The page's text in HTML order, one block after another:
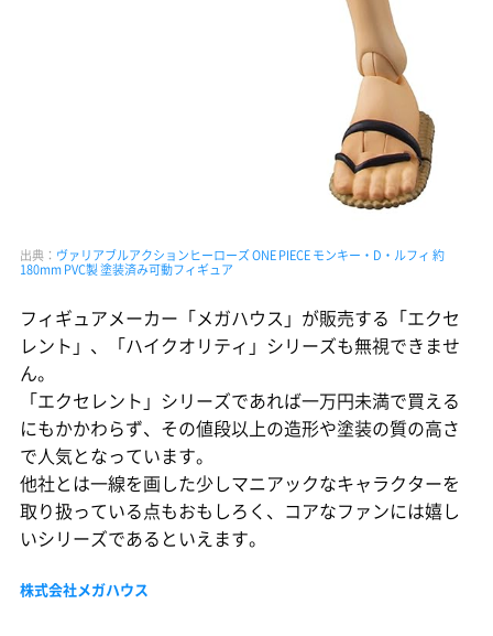
出典： ヴァリアブルアクションヒーローズ ONE PIECE モンキー・D・ルフィ 約
180mm PVC製 塗装済み可動フィギュア
フィギュアメーカー「メガハウス」が販売する「エクセ
レント」、「ハイクオリティ」シリーズも無視できませ
ん。
「エクセレント」シリーズであれば一万円未満で買える
にもかかわらず、その値段以上の造形や塗装の質の高さ
で人気となっています。
他社とは一線を画した少しマニアックなキャラクターを
取り扱っている点もおもしろく、コアなファンには嬉し
いシリーズであるといえます。
株式会社メガハウス